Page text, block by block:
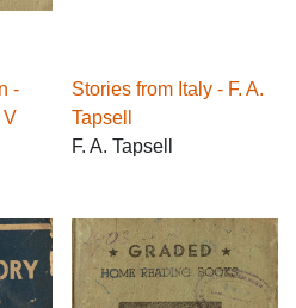
-
V
Stories from Italy - F. A.
Tapsell
F. A. Tapsell